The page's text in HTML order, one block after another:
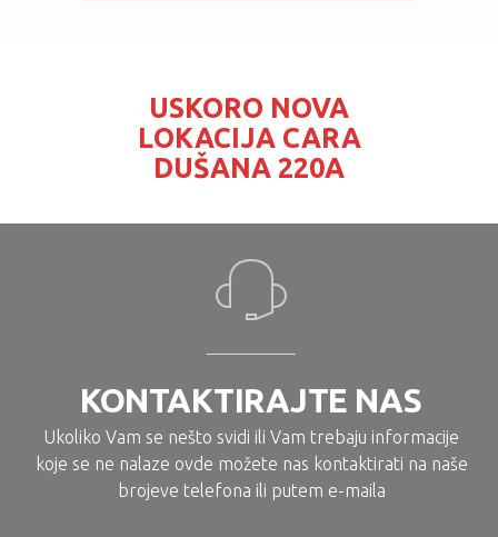
USKORO NOVA
LOKACIJA CARA
DUŠANA 220A
KONTAKTIRAJTE NAS
Ukoliko Vam se nešto svidi ili Vam trebaju informacije
koje se ne nalaze ovde možete nas kontaktirati na naše
brojeve telefona ili putem e-maila